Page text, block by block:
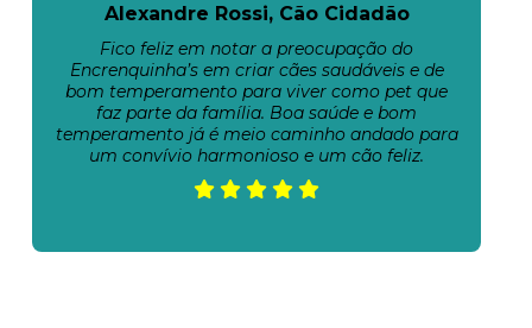
Alexandre Rossi, Cão Cidadão
Fico feliz em notar a preocupação do
Encrenquinha’s em criar cães saudáveis e de
bom temperamento para viver como pet que
faz parte da família. Boa saúde e bom
temperamento já é meio caminho andado para
um convívio harmonioso e um cão feliz.